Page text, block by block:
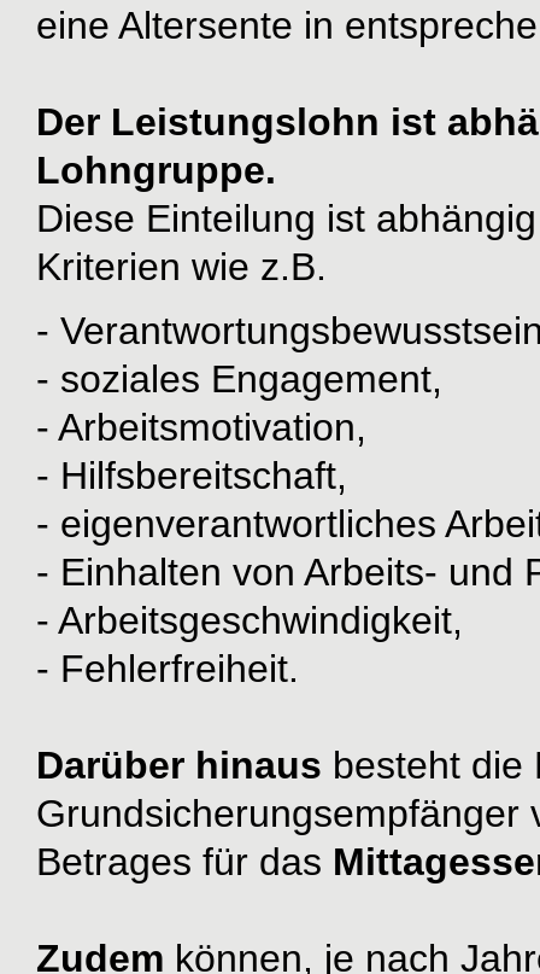
eine Altersente in
Der Leistungslohn ist
Lohngruppe.
Diese Einteilung ist
Kriterien wie z.B.
-
- soziales Engagement,
- Arbeitsmotivation,
- Hilfsbereitschaft,
- eigenverantwortliches
- Einhalten von Arbeits- und
- Arbeitsgeschwindigkeit,
- Fehlerfreiheit.
Darüber hinaus besteht
Betrages für das
Zudem können, je nach